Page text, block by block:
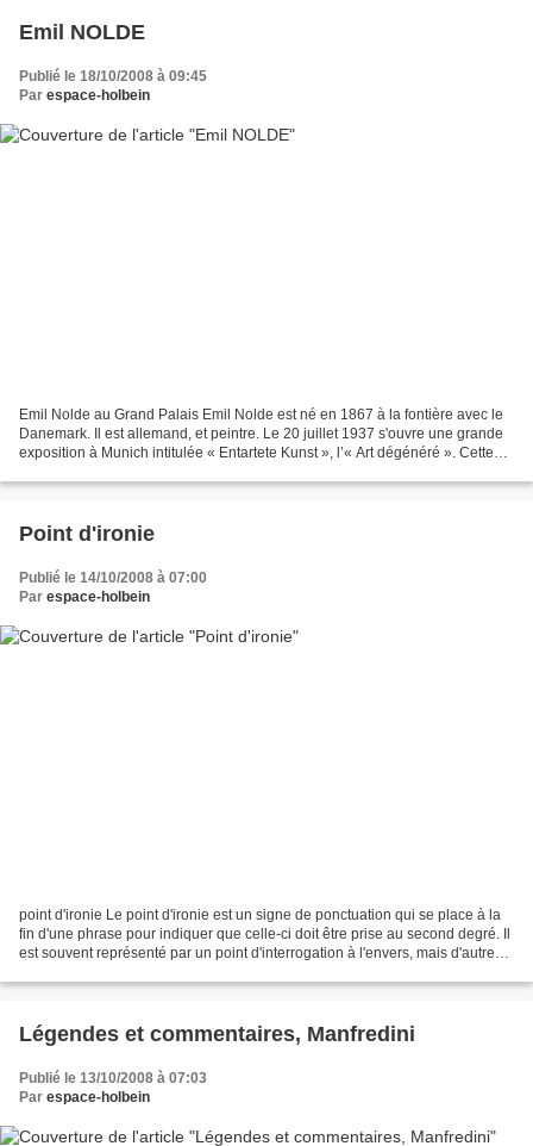
Emil NOLDE
Publié le 18/10/2008 à 09:45
Par espace-holbein
Emil Nolde au Grand Palais Emil Nolde est né en 1867 à la fontière avec le
Danemark. Il est allemand, et peintre. Le 20 juillet 1937 s'ouvre une grande
exposition à Munich intitulée « Entartete Kunst », l’« Art dégénéré ». Cette
Point d'ironie
Publié le 14/10/2008 à 07:00
Par espace-holbein
point d'ironie Le point d'ironie est un signe de ponctuation qui se place à la
fin d'une phrase pour indiquer que celle-ci doit être prise au second degré. Il
est souvent représenté par un point d'interrogation à l'envers, mais d'autres
Légendes et commentaires, Manfredini
Publié le 13/10/2008 à 07:03
Par espace-holbein